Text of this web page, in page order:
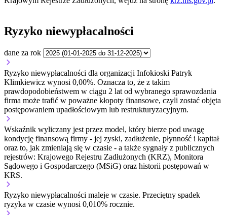
Ryzyko niewypłacalności
dane za rok
Ryzyko niewypłacalności dla organizacji Infokioski Patryk
Klimkiewicz wynosi 0,00%. Oznacza to, że z takim
prawdopodobieństwem w ciągu 2 lat od wybranego sprawozdania
firma może trafić w poważne kłopoty finansowe, czyli zostać objęta
postępowaniem upadłościowym lub restrukturyzacyjnym.
Wskaźnik wyliczany jest przez model, który bierze pod uwagę
kondycję finansową firmy - jej zyski, zadłużenie, płynność i kapitał
oraz to, jak zmieniają się w czasie - a także sygnały z publicznych
rejestrów: Krajowego Rejestru Zadłużonych (KRZ), Monitora
Sądowego i Gospodarczego (MSiG) oraz historii postępowań w
KRS.
Ryzyko niewypłacalności maleje w czasie. Przeciętny spadek
ryzyka w czasie wynosi 0,010% rocznie.